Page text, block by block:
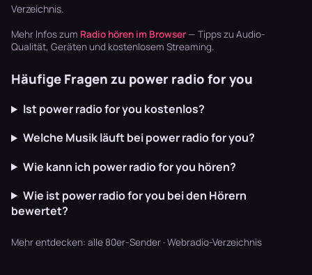
Verzeichnis.
Mehr Infos zum Radio hören im Browser — Tipps zu Audio-
Qualität, Geräten und kostenlosem Streaming.
Häufige Fragen zu power radio for you
Ist power radio for you kostenlos?
Welche Musik läuft bei power radio for you?
Wie kann ich power radio for you hören?
Wie ist power radio for you bei den Hörern
bewertet?
Mehr entdecken: alle 80er-Sender · Webradio-Verzeichnis